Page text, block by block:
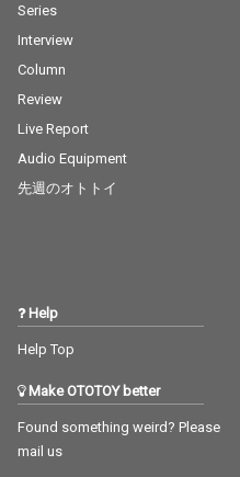
Series
Interview
Column
Review
Live Report
Audio Equipment
先週のオトトイ
Help
Help Top
Make OTOTOY better
Found something weird? Please
mail us